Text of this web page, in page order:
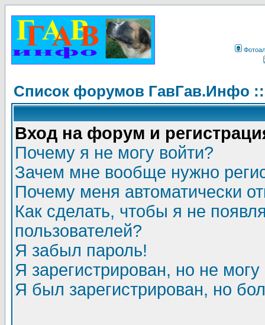
Список форумов ГавГав.Инфо
Вход на форум и
Почему я не могу войти?
Зачем мне вообще нужно
Почему меня автоматически
Как сделать, чтобы я не
пользователей?
Я забыл пароль!
Я зарегистрирован, но не могу
Я был зарегистрирован, но